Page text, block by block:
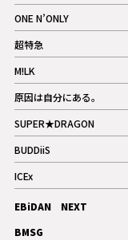
記事
ONE N’ONLY
記事
超特急
記事
M!LK
記事
原因は自分にある。
記事
SUPER★DRAGON
記事
BUDDiiS
記事
ICEx
記事
EBiDAN NEXT
BMSG